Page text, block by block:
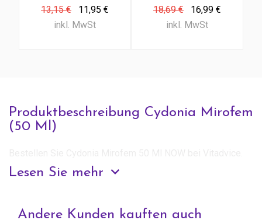
Produktbeschreibung Cydonia Mirofem
(50 Ml)
Lesen Sie mehr
13,15 €
11,95 €
inkl. MwSt
18,69 €
16,99 €
inkl. MwSt
Andere Kunden kauften auch